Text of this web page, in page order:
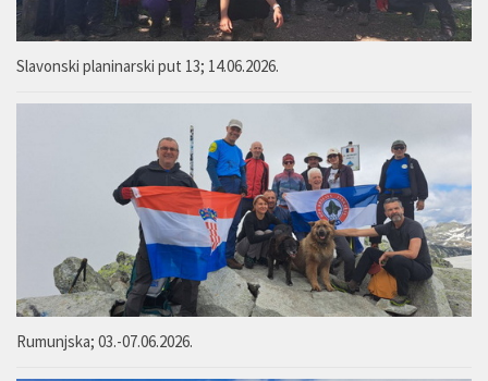
Slavonski planinarski put 13; 14.06.2026.
Rumunjska; 03.-07.06.2026.